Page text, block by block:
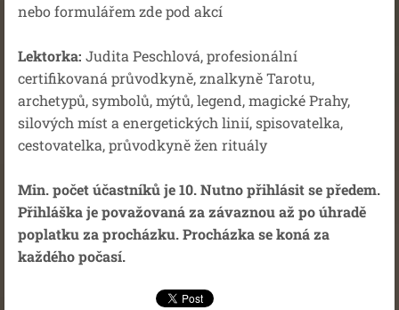
nebo formulářem zde pod akcí
Lektorka: Judita Peschlová, profesionální
certifikovaná průvodkyně, znalkyně Tarotu,
archetypů, symbolů, mýtů, legend, magické Prahy,
silových míst a energetických linií, spisovatelka,
cestovatelka, průvodkyně žen rituály
Min. počet účastníků je 10. Nutno přihlásit se předem.
Přihláška je považovaná za závaznou až po úhradě
poplatku za procházku.Procházka se koná za
každého počasí.